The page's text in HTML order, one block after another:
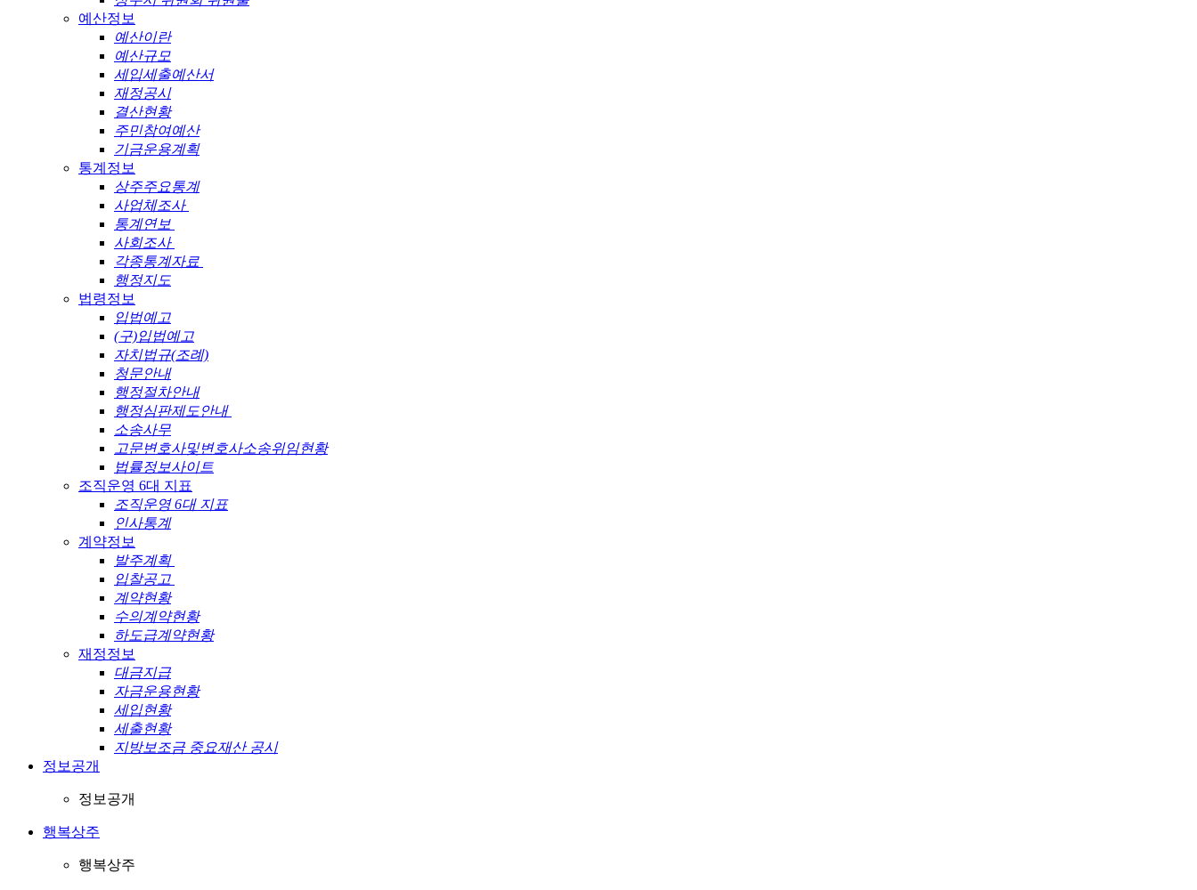
예산정보
예산이란
예산규모
세입세출예산서
재정공시
결산현황
주민참여예산
기금운용계획
통계정보
상주주요통계
사업체조사
통계연보
사회조사
각종통계자료
행정지도
법령정보
입법예고
(구)입법예고
자치법규(조례)
청문안내
행정절차안내
행정심판제도안내
소송사무
고문변호사및변호사소송위임현황
법률정보사이트
조직운영 6대 지표
조직운영 6대 지표
인사통계
계약정보
발주계획
입찰공고
계약현황
수의계약현황
하도급계약현황
재정정보
대금지급
자금운용현황
세입현황
세출현황
지방보조금 중요재산 공시
정보공개
정보공개
행복상주
행복상주